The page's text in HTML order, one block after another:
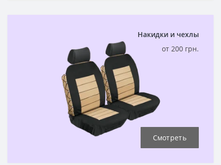
Накидки и чехлы
от 200 грн.
Смотреть